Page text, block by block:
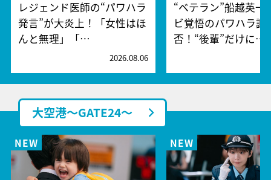
レジェンド医師の“パワハラ
発言”が大炎上！「女性はほ
んと無理」「…
2026.08.06
“ベテラン”船越英一
ビ覚悟のパワハラ謝
否！“後輩”だけに…
大空港～GATE24～